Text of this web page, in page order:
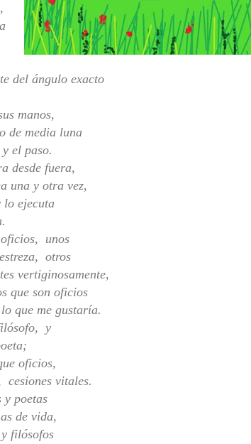
del ángulo exacto
manos,
de media luna
y el paso.
desde fuera,
una y otra vez,
lo ejecuta
unos
otros
vertiginosamente,
que son oficios
que me gustaría.
y
oficios,
cesiones vitales.
y poetas
de vida,
filósofos